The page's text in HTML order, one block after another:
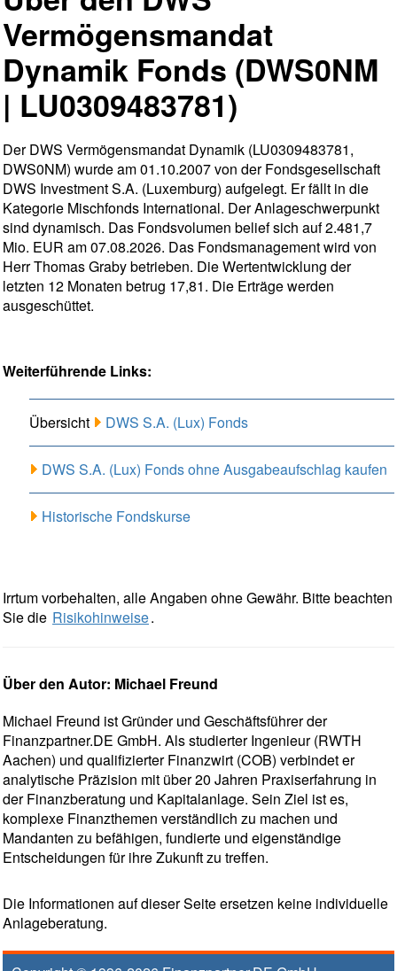
Vermögensmandat
Dynamik Fonds (DWS0NM
| LU0309483781)
Der DWS Vermögensmandat Dynamik (LU0309483781,
DWS0NM) wurde am 01.10.2007 von der Fondsgesellschaft
DWS Investment S.A. (Luxemburg) aufgelegt. Er fällt in die
Kategorie Mischfonds International. Der Anlageschwerpunkt
sind dynamisch. Das Fondsvolumen belief sich auf 2.481,7
Mio. EUR am 07.08.2026. Das Fondsmanagement wird von
Herr Thomas Graby betrieben. Die Wertentwicklung der
letzten 12 Monaten betrug 17,81. Die Erträge werden
ausgeschüttet.
Weiterführende Links:
Übersicht DWS S.A. (Lux) Fonds
DWS S.A. (Lux) Fonds ohne Ausgabeaufschlag kaufen
Historische Fondskurse
Irrtum vorbehalten, alle Angaben ohne Gewähr. Bitte beachten
Sie die Risikohinweise.
Über den Autor: Michael Freund
Michael Freund ist Gründer und Geschäftsführer der
Finanzpartner.DE GmbH. Als studierter Ingenieur (RWTH
Aachen) und qualifizierter Finanzwirt (COB) verbindet er
analytische Präzision mit über 20 Jahren Praxiserfahrung in
der Finanzberatung und Kapitalanlage. Sein Ziel ist es,
komplexe Finanzthemen verständlich zu machen und
Mandanten zu befähigen, fundierte und eigenständige
Entscheidungen für ihre Zukunft zu treffen.
Die Informationen auf dieser Seite ersetzen keine individuelle
Anlageberatung.